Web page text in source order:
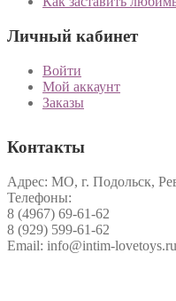
Личный кабинет
Войти
Мой аккаунт
Заказы
Контакты
Адрес: МО, г. Подольск,
Телефоны:
8 (4967) 69-61-62
8 (929) 599-61-62
Email: info@intim-lovetoys.ru